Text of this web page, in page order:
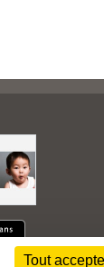
Tout